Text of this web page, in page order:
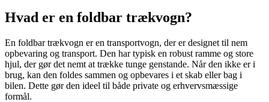
Hvad er en foldbar trækvogn?
En foldbar trækvogn er en transportvogn, der er designet til nem
opbevaring og transport. Den har typisk en robust ramme og store
hjul, der gør det nemt at trække tunge genstande. Når den ikke er i
brug, kan den foldes sammen og opbevares i et skab eller bag i
bilen. Dette gør den ideel til både private og erhvervsmæssige
formål.